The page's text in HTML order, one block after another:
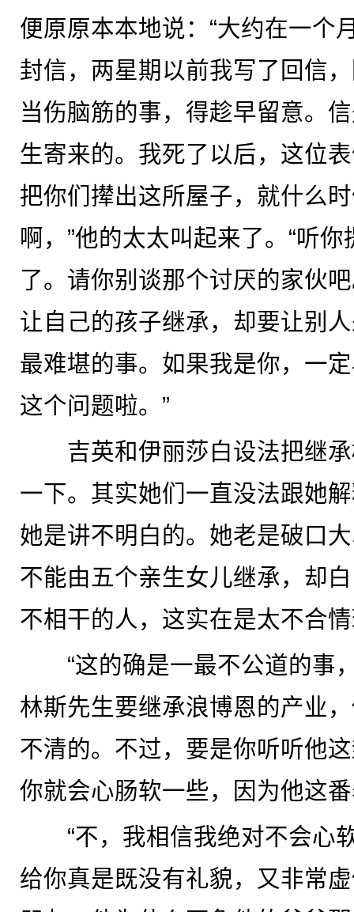
便原原本本地说：“大约在一个
封信，两星期以前我写了回信
当伤脑筋的事，得趁早留意。
生寄来的。我死了以后，这位
把你们撵出这所屋子，就什么
啊，”他的太太叫起来了。“听
了。请你别谈那个讨厌的家伙
让自己的孩子继承，却要让别
最难堪的事。如果我是你，一
这个问题啦。”
吉英和伊丽莎白设法把继承
一下。其实她们一直没法跟她
她是讲不明白的。她老是破口
不能由五个亲生女儿继承，却
不相干的人，这实在是太不合
“这的确是一最不公道的事，
林斯先生要继承浪博恩的产业
不清的。不过，要是你听听他
你就会心肠软一些，因为他这
“不，我相信我绝对不会心
给你真是既没有礼貌，又非常